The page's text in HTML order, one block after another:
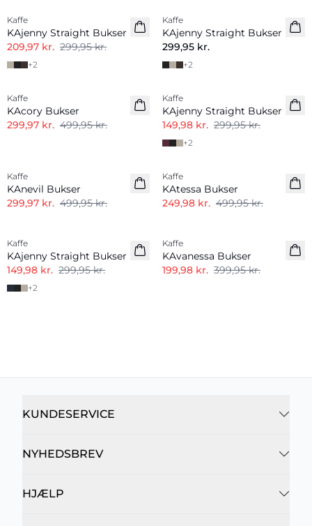
Kaffe
KAjenny Straight Bukser
209,97 kr. 299,95 kr.
+2
Nyhed
Kaffe
KAjenny Straight Bukser
299,95 kr.
+2
Kaffe
KAcory Bukser
299,97 kr. 499,95 kr.
Kaffe
KAjenny Straight Bukser
149,98 kr. 299,95 kr.
+2
Kaffe
KAnevil Bukser
299,97 kr. 499,95 kr.
Kaffe
KAtessa Bukser
249,98 kr. 499,95 kr.
Kaffe
KAjenny Straight Bukser
149,98 kr. 299,95 kr.
+2
Kaffe
KAvanessa Bukser
199,98 kr. 399,95 kr.
KUNDESERVICE
NYHEDSBREV
HJÆLP